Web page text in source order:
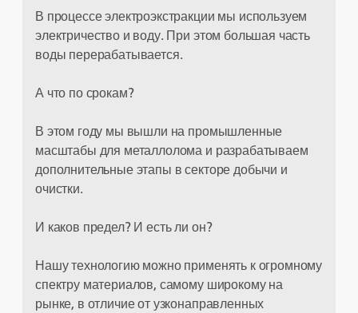
В процессе электроэкстракции мы используем
электричество и воду. При этом большая часть
воды перерабатывается.
А что по срокам?
В этом году мы вышли на промышленные
масштабы для металлолома и разрабатываем
дополнительные этапы в секторе добычи и
очистки.
И каков предел? И есть ли он?
Нашу технологию можно применять к огромному
спектру материалов, самому широкому на
рынке, в отличие от узконаправленных